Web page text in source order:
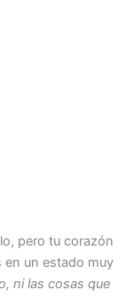
pero tu corazón
en un estado muy
ni las cosas que